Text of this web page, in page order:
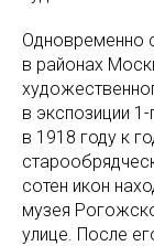
Одновременно
в районах
в экспозиции
в 1918 году к
сотен икон
музея
улице. После